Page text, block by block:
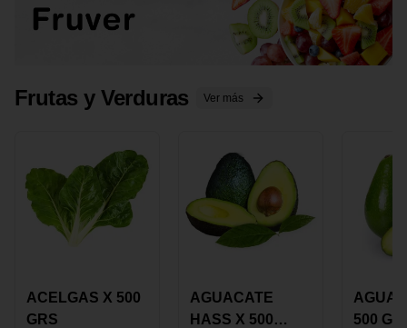
Frutas y Verduras Ver más
ACELGAS X 500
GRS
AGUACATE
HASS X 500
500